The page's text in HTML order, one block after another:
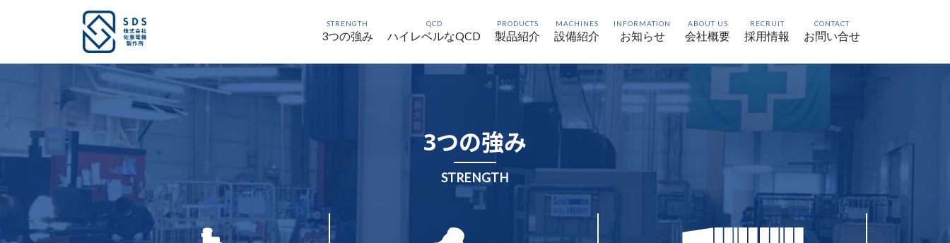
STRENGTH
3つの強み
QCD
ハイレベルなQCD
PRODUCTS
製品紹介
MACHINES
設備紹介
INFORMATION
お知らせ
ABOUT US
会社概要
RECRUIT
採用情報
CONTACT
お問い合せ
3つの強み
STRENGTH